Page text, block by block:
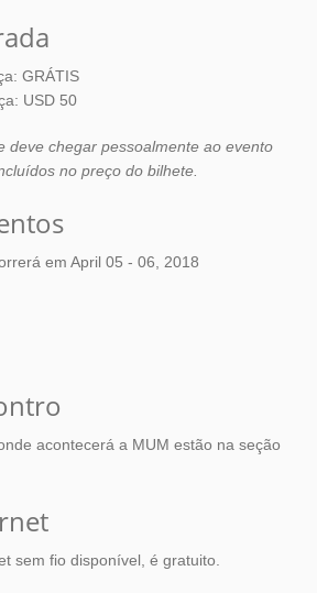
GRÁTIS
USD 50
deve chegar pessoalmente ao evento
no preço do bilhete.
em April 05 - 06, 2018
acontecerá a MUM estão na seção
sem fio disponível, é gratuito.